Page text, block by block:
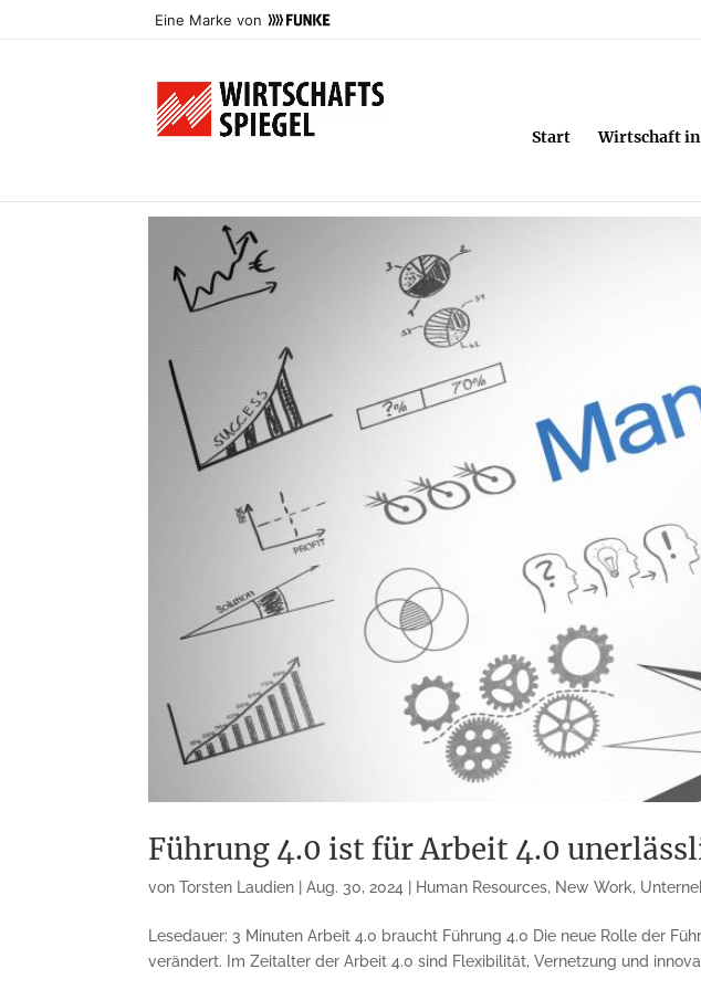
Eine Marke von
Start Wirtschaft
Führung 4.0 ist für Arbeit 4.0
vonTorsten Laudien |Aug. 30, 2024 Human Resources, New Work,
Lesedauer: 3 Minuten Arbeit 4.0 braucht Führung 4.0 Die neue Rolle der
verändert. Im Zeitalter der Arbeit 4.0 sind Flexibilität, Vernetzung und